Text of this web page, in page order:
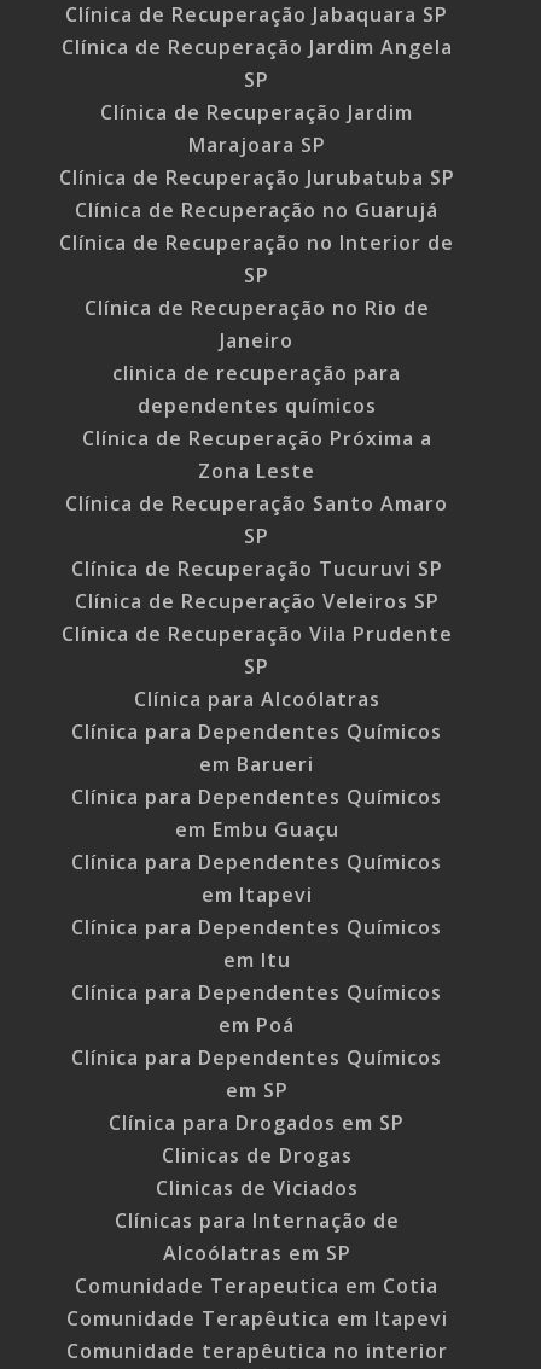
Clínica de Recuperação Jabaquara SP
Clínica de Recuperação Jardim Angela
SP
Clínica de Recuperação Jardim
Marajoara SP
Clínica de Recuperação Jurubatuba SP
Clínica de Recuperação no Guarujá
Clínica de Recuperação no Interior de
SP
Clínica de Recuperação no Rio de
Janeiro
clinica de recuperação para
dependentes químicos
Clínica de Recuperação Próxima a
Zona Leste
Clínica de Recuperação Santo Amaro
SP
Clínica de Recuperação Tucuruvi SP
Clínica de Recuperação Veleiros SP
Clínica de Recuperação Vila Prudente
SP
Clínica para Alcoólatras
Clínica para Dependentes Químicos
em Barueri
Clínica para Dependentes Químicos
em Embu Guaçu
Clínica para Dependentes Químicos
em Itapevi
Clínica para Dependentes Químicos
em Itu
Clínica para Dependentes Químicos
em Poá
Clínica para Dependentes Químicos
em SP
Clínica para Drogados em SP
Clinicas de Drogas
Clinicas de Viciados
Clínicas para Internação de
Alcoólatras em SP
Comunidade Terapeutica em Cotia
Comunidade Terapêutica em Itapevi
Comunidade terapêutica no interior